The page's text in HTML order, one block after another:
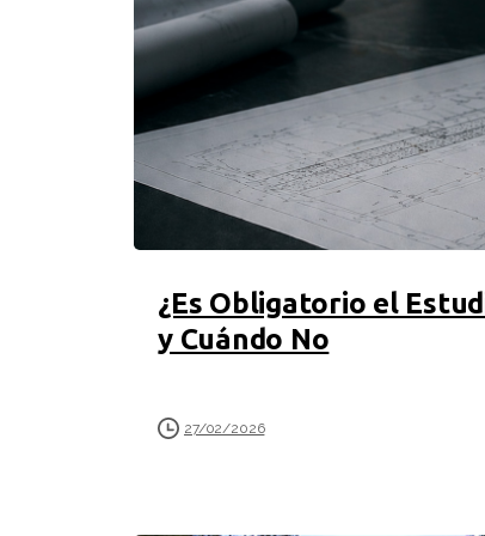
¿Es Obligatorio el
y Cuándo No
27/02/2026